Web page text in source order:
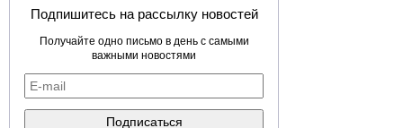
Подпишитесь на рассылку новостей
Получайте одно письмо в день с самыми
важными новостями